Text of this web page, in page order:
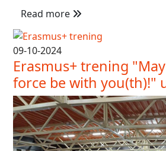
Read more
09-10-2024
Erasmus+ trening
force be with you(th)!"